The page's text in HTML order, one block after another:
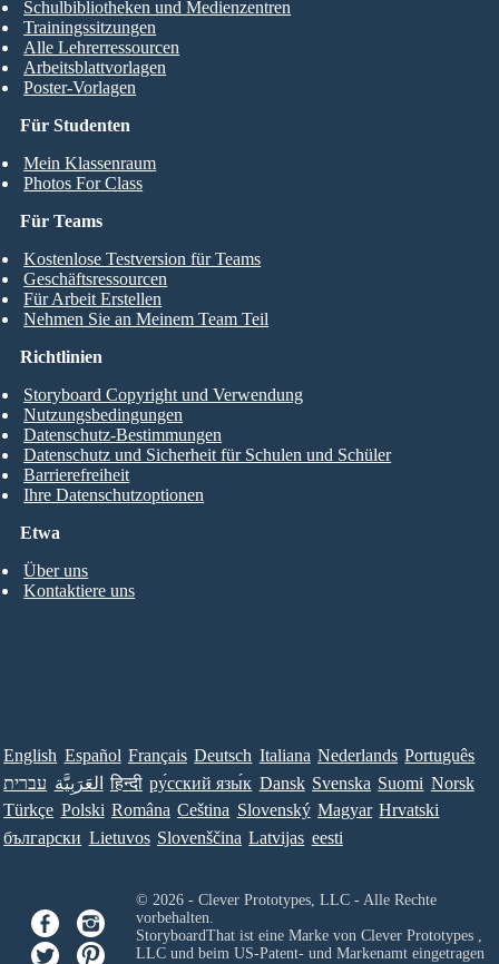
Für Studenten
Mein Klassenraum
Photos For Class
Schulbibliotheken und Medienzentren
Trainingssitzungen
Alle Lehrerressourcen
Arbeitsblattvorlagen
Poster-Vorlagen
Für Teams
Kostenlose Testversion für Teams
Geschäftsressourcen
Für Arbeit Erstellen
Nehmen Sie an Meinem Team Teil
Etwa
Über uns
Kontaktiere uns
Richtlinien
Storyboard Copyright und Verwendung
Nutzungsbedingungen
Datenschutz-Bestimmungen
Datenschutz und Sicherheit für Schulen und Schüler
Barrierefreiheit
Ihre Datenschutzoptionen
English Español Français Deutsch Italiana Nederlands Português
עברית العَرَبِيَّة हिन्दी ру́сский язы́к Dansk Svenska Suomi Norsk
Türkçe Polski Româna Ceština Slovenský Magyar Hrvatski
български Lietuvos Slovenščina Latvijas eesti
© 2026 - Clever Prototypes, LLC - Alle Rechte
vorbehalten.
StoryboardThat ist eine Marke von Clever Prototypes ,
LLCund beim US-Patent- und Markenamt eingetragen